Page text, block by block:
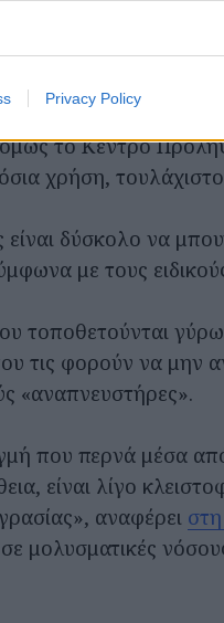
Privacy Policy
γνωστή ως N95
. Ο
το Κέντρο
χρήση,
είναι δύσκολο να
με τους
τοποθετούνται
τις φορούν να μην
«αναπνευστήρες».
που περνά μέσα
είναι λίγο
αναφέρει
μολυσματικές